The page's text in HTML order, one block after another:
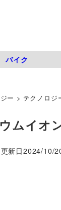
バイク
ー > テクノロジ
ムイオ
更新日2024/10/